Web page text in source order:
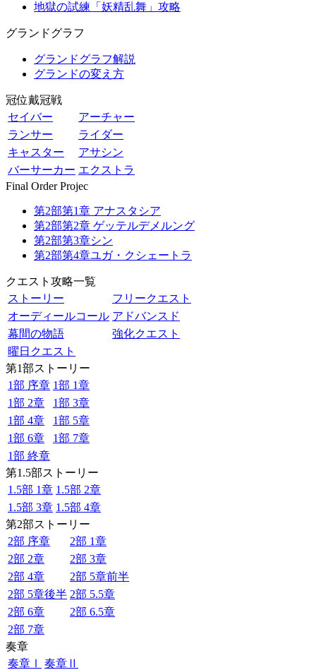
地獄の試練「妖精乱舞」攻略
グランドグラフ
グランドグラフ解説
グランドの変え方
冠位戴冠戦
セイバー
アーチャー
ランサー
ライダー
キャスター
アサシン
バーサーカー エクストラ
Final Order Projec
第2部第1章 アナスタシア
第2部第2章 ゲッテルデメルング
第2部第3章シン
第2部第4章ユガ・クシェートラ
クエスト攻略一覧
ストーリー
フリークエスト
オーディールコール アドバンスド
幕間の物語
強化クエスト
曜日クエスト
第1部ストーリー
1部 序章 1部 1章
1部 2章
1部 3章
1部 4章
1部 5章
1部 6章
1部 7章
1部 終章
第1.5部ストーリー
1.5部 1章 1.5部 2章
1.5部 3章 1.5部 4章
第2部ストーリー
2部 序章
2部 1章
2部 2章
2部 3章
2部 4章
2部 5章前半
2部 5章後半 2部 5.5章
2部 6章
2部 6.5章
2部 7章
奏章
奏章Ⅰ
奏章Ⅱ